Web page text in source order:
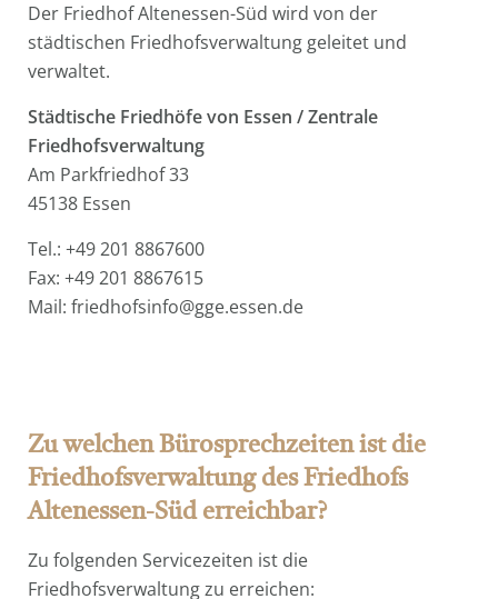
Der Friedhof Altenessen-Süd wird von der
städtischen Friedhofsverwaltung geleitet und
verwaltet.
Städtische Friedhöfe von Essen / Zentrale
Friedhofsverwaltung
Am Parkfriedhof 33
45138 Essen
Tel.: +49 201 8867600
Fax: +49 201 8867615
Mail: friedhofsinfo@gge.essen.de
Zu welchen Bürosprechzeiten ist die
Friedhofsverwaltung des Friedhofs
Altenessen-Süd erreichbar?
Zu folgenden Servicezeiten ist die
Friedhofsverwaltung zu erreichen: